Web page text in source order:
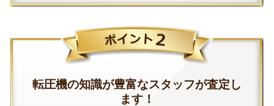
転圧機の知識が豊富なスタッフが査定し
ます！